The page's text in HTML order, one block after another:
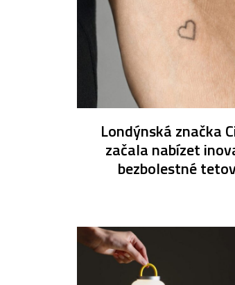
Londýnská značka
začala nabízet
bezbolestné